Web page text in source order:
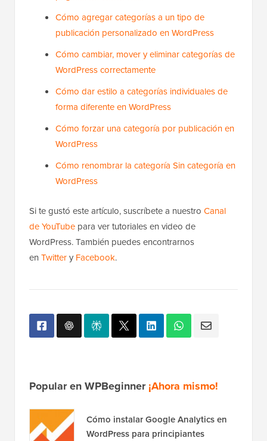
Cómo agregar categorías a un tipo de
publicación personalizado en WordPress
Cómo cambiar, mover y eliminar categorías de
WordPress correctamente
Cómo dar estilo a categorías individuales de
forma diferente en WordPress
Cómo forzar una categoría por publicación en
WordPress
Cómo renombrar la categoría Sin categoría en
WordPress
Si te gustó este artículo, suscríbete a nuestro Canal
de YouTube para ver tutoriales en video de
WordPress. También puedes encontrarnos
en Twittery Facebook.
Popular en WPBeginner¡Ahora mismo!
Cómo instalar Google Analytics en
WordPress para principiantes